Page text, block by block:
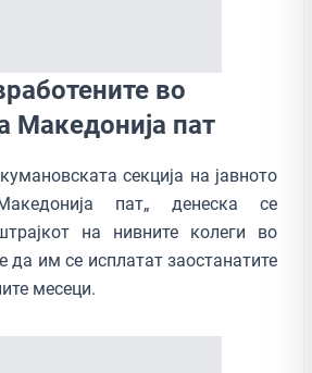
во
Македонија пат
секција на јавното
пат„ денеска се
на нивните колеги во
да им се исплатат заостанатите
месеци.